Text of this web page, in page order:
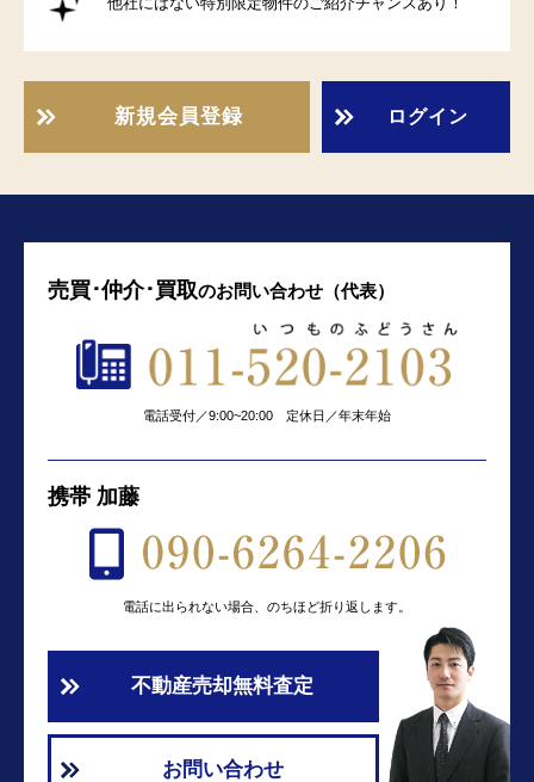
新規会員登録 ログイン
売買･仲介･買取のお問い合わせ（代表）
電話受付／9:00~20:00 定休日／年末年始
携帯 加藤
電話に出られない場合、のちほど折り返します。
不動産売却無料査定
お問い合わせ